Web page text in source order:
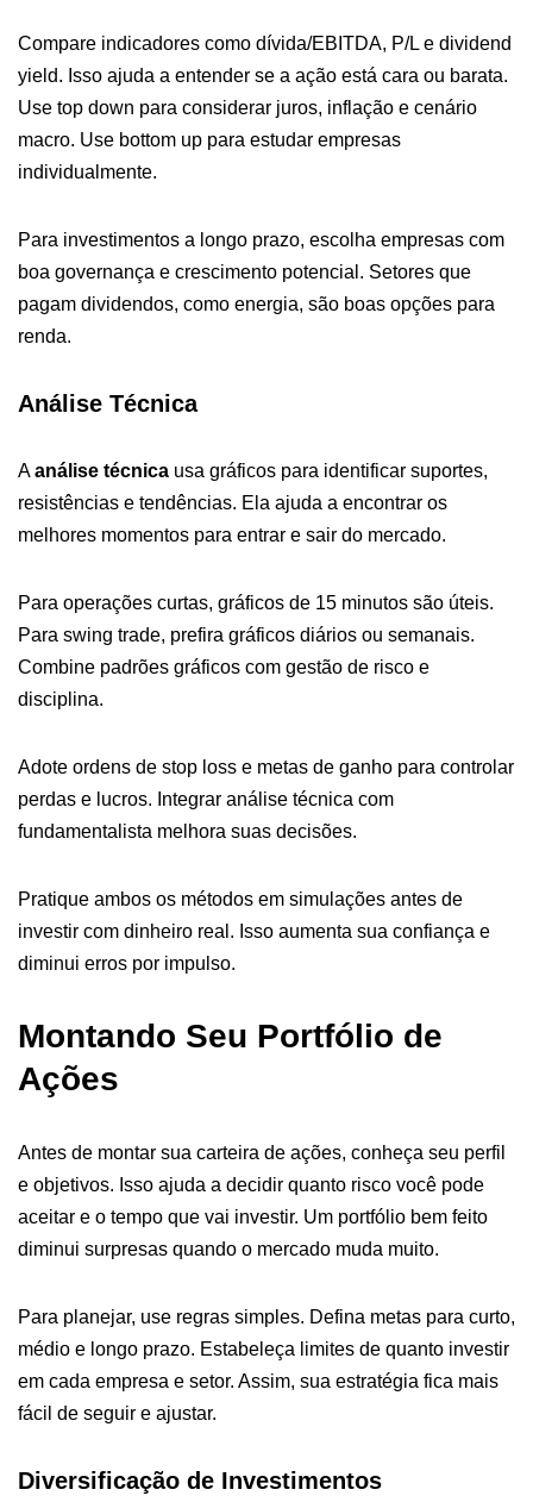
Compare indicadores como dívida/EBITDA, P/L e dividend
yield. Isso ajuda a entender se a ação está cara ou barata.
Use top down para considerar juros, inflação e cenário
macro. Use bottom up para estudar empresas
individualmente.
Para investimentos a longo prazo, escolha empresas com
boa governança e crescimento potencial. Setores que
pagam dividendos, como energia, são boas opções para
renda.
Análise Técnica
Aanálise técnica usa gráficos para identificar suportes,
resistências e tendências. Ela ajuda a encontrar os
melhores momentos para entrar e sair do mercado.
Para operações curtas, gráficos de 15 minutos são úteis.
Para swing trade, prefira gráficos diários ou semanais.
Combine padrões gráficos com gestão de risco e
disciplina.
Adote ordens de stop loss e metas de ganho para controlar
perdas e lucros. Integrar análise técnica com
fundamentalista melhora suas decisões.
Pratique ambos os métodos em simulações antes de
investir com dinheiro real. Isso aumenta sua confiança e
diminui erros por impulso.
Montando Seu Portfólio de
Ações
Antes de montar sua carteira de ações, conheça seu perfil
e objetivos. Isso ajuda a decidir quanto risco você pode
aceitar e o tempo que vai investir. Um portfólio bem feito
diminui surpresas quando o mercado muda muito.
Para planejar, use regras simples. Defina metas para curto,
médio e longo prazo. Estabeleça limites de quanto investir
em cada empresa e setor. Assim, sua estratégia fica mais
fácil de seguir e ajustar.
Diversificação de Investimentos